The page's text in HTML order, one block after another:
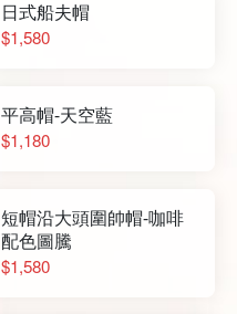
日式船夫帽
$1,580
平高帽-天空藍
$1,180
短帽沿大頭圍帥帽-咖啡
配色圖騰
$1,580